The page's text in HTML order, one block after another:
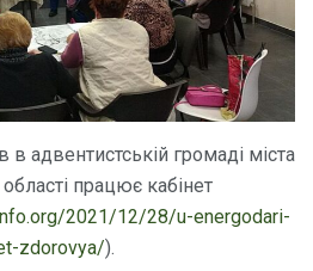
в адвентистській громаді міста
працює кабінет
2021/12/28/u-energodari-
zdorovya/).